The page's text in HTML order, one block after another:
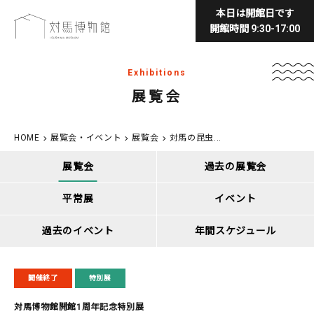
本日は開館日です
開館時間 9:30-17:00
Exhibitions
展覧会
HOME 展覧会・イベント 展覧会 対馬の昆虫...
展覧会 過去の展覧会
平常展 イベント
過去のイベント 年間スケジュール
開催終了 特別展
対馬博物館開館1周年記念特別展